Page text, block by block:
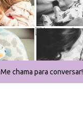
Me chama para conversar!